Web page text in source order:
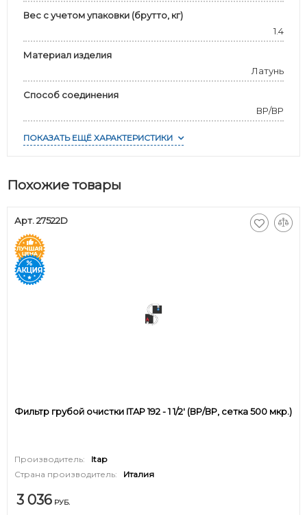
Вес с учетом упаковки (брутто, кг)
1.4
Материал изделия
Латунь
Способ соединения
ВР/ВР
ПОКАЗАТЬ ЕЩЁ ХАРАКТЕРИСТИКИ
Похожие товары
Арт. 27522D
Фильтр грубой очистки ITAP 192 - 1 1/2' (ВР/ВР, сетка 500 мкр.)
Производитель:
Itap
Страна производитель:
Италия
3 036 РУБ.